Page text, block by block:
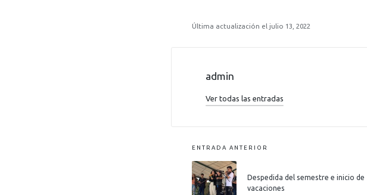
Última actualización el julio 13, 2022
admin
Ver todas las entradas
ENTRADA ANTERIOR
Despedida del semestre e inicio de
vacaciones